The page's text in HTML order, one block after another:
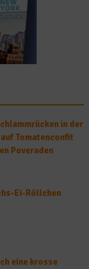
in der
Tomatenconfit
Poveraden
Ei-Röllchen
eine krosse